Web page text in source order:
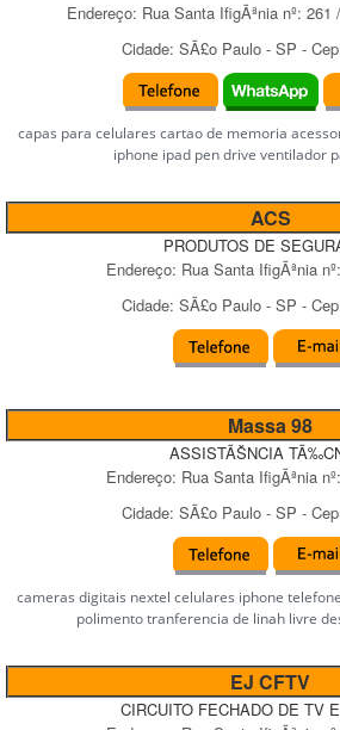
Endereço: Rua Santa IfigÃªnia nº: 261
Cidade: SÃ£o Paulo- SP -
capas para celulares cartao de memoria
iphone ipad pen drive ventilador
ACS
PRODUTOS DE
Endereço: Rua Santa IfigÃªnia nº:
Cidade: SÃ£o Paulo- SP -
Massa 98
ASSISTÃŠNCIA
Endereço: Rua Santa IfigÃªnia nº:
Cidade: SÃ£o Paulo- SP -
cameras digitais nextel celulares iphone
polimento tranferencia de linah livre
EJ CFTV
CIRCUITO FECHADO DE TV